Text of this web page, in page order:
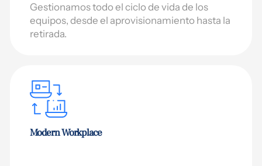
Gestionamos todo el ciclo de vida de los
equipos, desde el aprovisionamiento hasta la
retirada.
Modern Workplace